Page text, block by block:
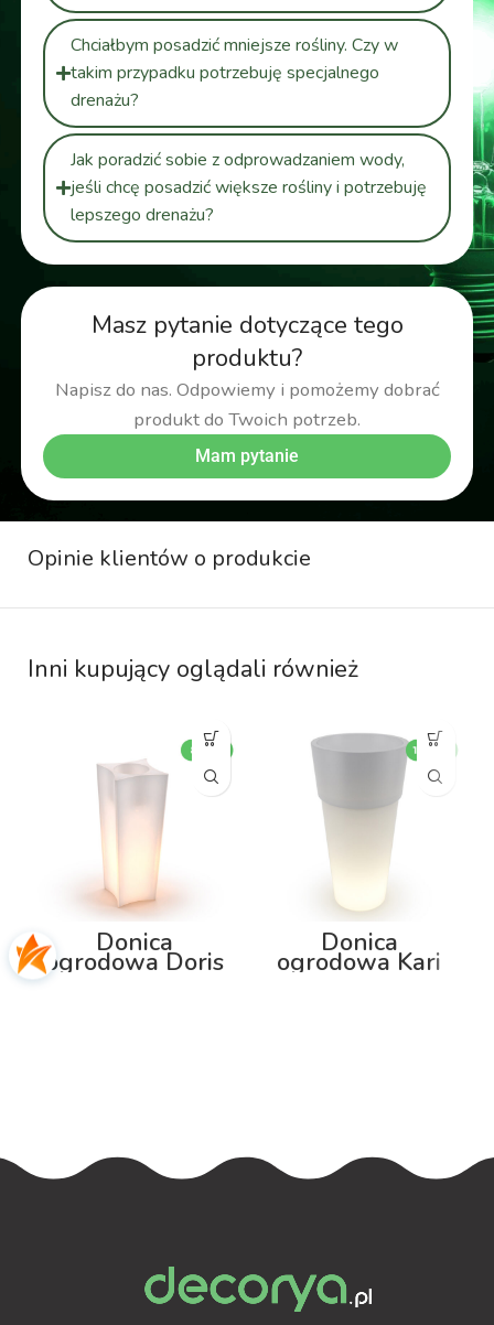
Masz pytanie dotyczące tego
produktu?
Napisz do nas. Odpowiemy i pomożemy dobrać
produkt do Twoich potrzeb.
Mam pytanie
Chciałbym posadzić mniejsze rośliny. Czy w
takim przypadku potrzebuję specjalnego
drenażu?
Jak poradzić sobie z odprowadzaniem wody,
jeśli chcę posadzić większe rośliny i potrzebuję
lepszego drenażu?
Opinie klientów o produkcie
Inni kupujący oglądali również
Donica
ogrodowa Doris
Donica
ogrodowa Kari